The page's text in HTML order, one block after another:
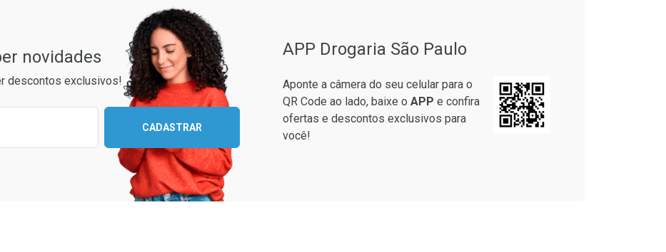
novidades
descontos exclusivos!
para receber as melhores ofertas:
CADASTRAR
APP Drogaria São Paulo
Aponte a câmera do seu celular para o
QR Code ao lado, baixe o APP e confira
ofertas e descontos exclusivos para
você!